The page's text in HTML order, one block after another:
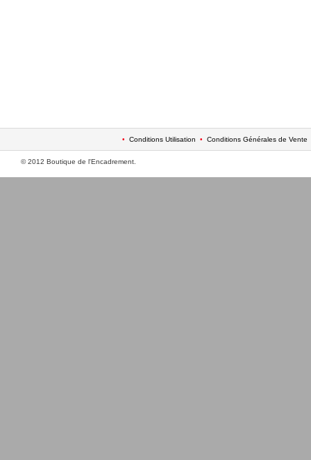
• Conditions Utilisation • Conditions Générales de Vente
© 2012 Boutique de l'Encadrement.